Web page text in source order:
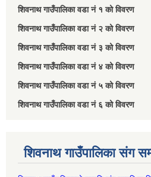
शिवनाथ गाउँपालिका वडा नं‌ १ को विवरण
शिवनाथ गाउँपालिका वडा नं‌ २ को विवरण
शिवनाथ गाउँपालिका वडा नं‌ ३ को विवरण
शिवनाथ गाउँपालिका वडा नं‌ ४ को विवरण
शिवनाथ गाउँपालिका वडा नं‌ ५ को विवरण
शिवनाथ गाउँपालिका वडा नं‌ ६ को विवरण
शिवनाथ गाउँपालिका संग